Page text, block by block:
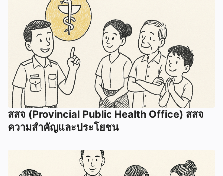
สสจ (Provincial Public Health Office) สสจ
ความสำคัญและประโยชน